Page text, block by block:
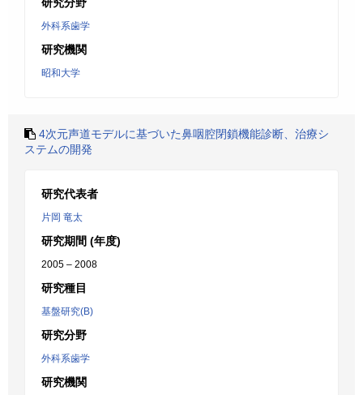
外科系歯学
研究機関
昭和大学
4次元声道モデルに基づいた鼻咽腔閉鎖機能診断、治療シ
ステムの開発
研究代表者
片岡 竜太
研究期間 (年度)
2005 – 2008
研究種目
基盤研究(B)
研究分野
外科系歯学
研究機関